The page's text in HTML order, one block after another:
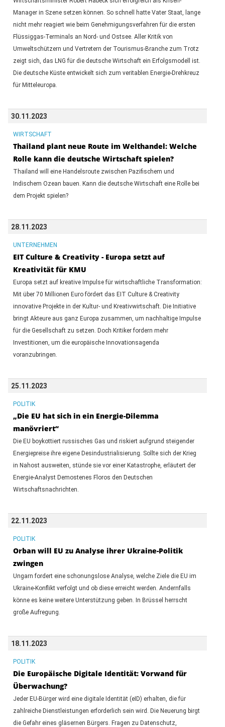
Manager in Szene setzen können. So schnell hatte Vater Staat, lange
nicht mehr reagiert wie beim Genehmigungsverfahren für die ersten
Flüssiggas-Terminals an Nord- und Ostsee. Aller Kritik von
Umweltschützern und Vertretern der Tourismus-Branche zum Trotz
zeigt sich, das LNG für die deutsche Wirtschaft ein Erfolgsmodell ist.
Die deutsche Küste entwickelt sich zum veritablen Energie-Drehkreuz
für Mitteleuropa.
30.11.2023
WIRTSCHAFT
Thailand plant neue Route im Welthandel: Welche
Rolle kann die deutsche Wirtschaft spielen?
Thailand will eine Handelsroute zwischen Pazifischem und
Indischem Ozean bauen. Kann die deutsche Wirtschaft eine Rolle bei
dem Projekt spielen?
28.11.2023
UNTERNEHMEN
EIT Culture & Creativity - Europa setzt auf
Kreativität für KMU
Europa setzt auf kreative Impulse für wirtschaftliche Transformation:
Mit über 70 Millionen Euro fördert das EIT Culture & Creativity
innovative Projekte in der Kultur- und Kreativwirtschaft. Die Initiative
bringt Akteure aus ganz Europa zusammen, um nachhaltige Impulse
für die Gesellschaft zu setzen. Doch Kritiker fordern mehr
Investitionen, um die europäische Innovationsagenda
voranzubringen.
25.11.2023
POLITIK
„Die EU hat sich in ein Energie-Dilemma
manövriert“
Die EU boykottiert russisches Gas und riskiert aufgrund steigender
Energiepreise ihre eigene Desindustrialisierung. Sollte sich der Krieg
in Nahost ausweiten, stünde sie vor einer Katastrophe, erläutert der
Energie-Analyst Demostenes Floros den Deutschen
Wirtschaftsnachrichten.
22.11.2023
POLITIK
Orban will EU zu Analyse ihrer Ukraine-Politik
zwingen
Ungarn fordert eine schonungslose Analyse, welche Ziele die EU im
Ukraine-Konflikt verfolgt und ob diese erreicht werden. Andernfalls
könne es keine weitere Unterstützung geben. In Brüssel herrscht
große Aufregung.
18.11.2023
POLITIK
Die Europäische Digitale Identität: Vorwand für
Überwachung?
Jeder EU-Bürger wird eine digitale Identität (eID) erhalten, die für
zahlreiche Dienstleistungen erforderlich sein wird. Die Neuerung birgt
die Gefahr eines gläsernen Bürgers. Fragen zu Datenschutz,